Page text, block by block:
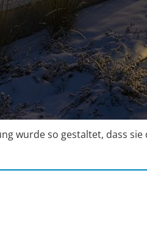
wurde so gestaltet, dass